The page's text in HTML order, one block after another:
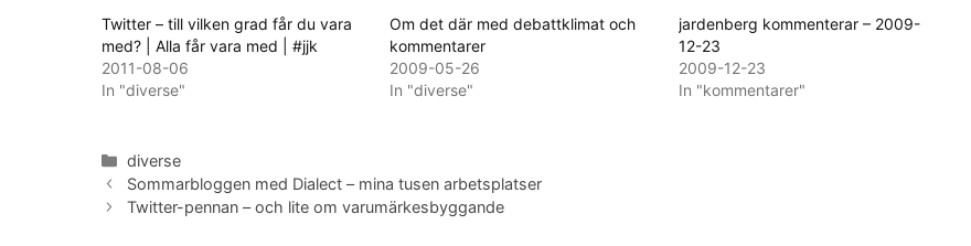
Twitter – till vilken grad får du vara
med? | Alla får vara med | #jjk
2011-08-06
In "diverse"
Om det där med debattklimat och
kommentarer
2009-05-26
In "diverse"
jardenberg kommenterar – 2009-
12-23
2009-12-23
In "kommentarer"
Categories
diverse
Sommarbloggen med Dialect – mina tusen arbetsplatser
Twitter-pennan – och lite om varumärkesbyggande